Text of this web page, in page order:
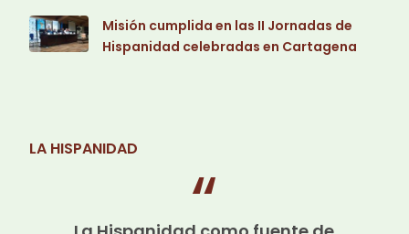
Misión cumplida en las II Jornadas de
Hispanidad celebradas en Cartagena
LA HISPANIDAD